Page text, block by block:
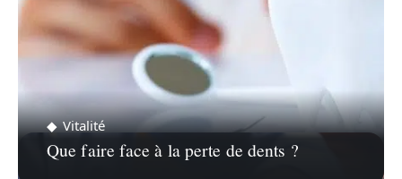
Vitalité
Que faire face à la perte de dents ?